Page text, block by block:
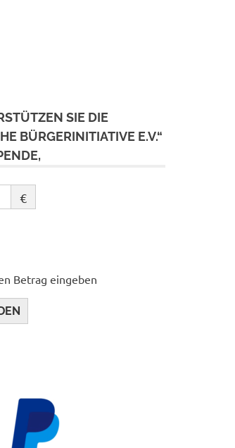
SIE DIE
BÜRGERINITIATIVE E.V.“
€
Betrag eingeben